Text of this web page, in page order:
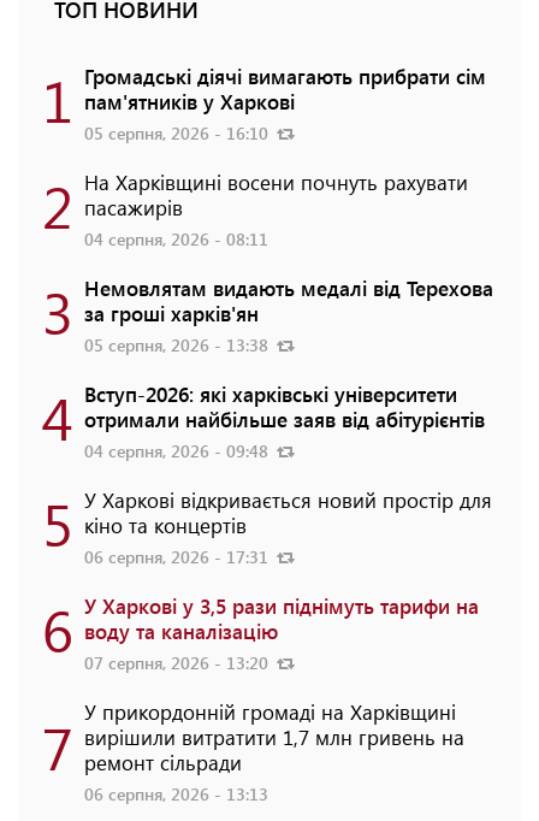
ТОП НОВИНИ
1 Громадські діячі вимагають прибрати сім
пам'ятників у Харкові
05 серпня, 2026 - 16:10
2 На Харківщині восени почнуть рахувати
пасажирів
04 серпня, 2026 - 08:11
3 Немовлятам видають медалі від Терехова
за гроші харків'ян
05 серпня, 2026 - 13:38
4 Вступ-2026: які харківські університети
отримали найбільше заяв від абітурієнтів
04 серпня, 2026 - 09:48
5 У Харкові відкривається новий простір для
кіно та концертів
06 серпня, 2026 - 17:31
6 У Харкові у 3,5 рази піднімуть тарифи на
воду та каналізацію
07 серпня, 2026 - 13:20
7 У прикордонній громаді на Харківщині
вирішили витратити 1,7 млн гривень на
ремонт сільради
06 серпня, 2026 - 13:13